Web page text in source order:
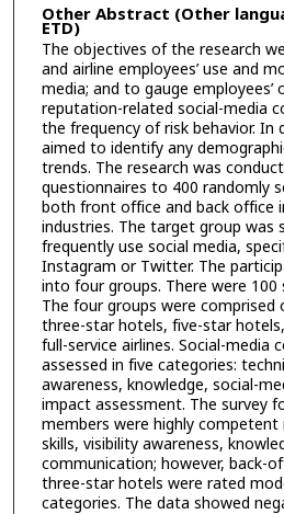
Other Abstract (Other
ETD)
The objectives of the research
and airline employees’ use and
media; and to gauge employees’
reputation-related social-media
the frequency of risk behavior. In
aimed to identify any
trends. The research was
questionnaires to 400 randomly
both front office and back office
industries. The target group was
frequently use social media,
Instagram or Twitter. The
into four groups. There were 100
The four groups were
three-star hotels, five-star
full-service airlines. Social-media
assessed in five categories:
awareness, knowledge, social-
impact assessment. The survey
members were highly
skills, visibility awareness,
communication; however, back-
three-star hotels were rated
categories. The data showed